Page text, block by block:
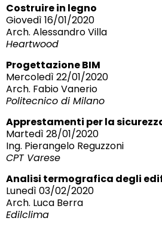
Costruire in legno
Giovedì 16/01/2020
Arch. Alessandro Villa
Heartwood
Progettazione BIM
Mercoledì 22/01/2020
Arch. Fabio Vanerio
Politecnico di Milano
Apprestamenti per la
Martedì 28/01/2020
Ing. Pierangelo Reguzzoni
CPT Varese
Analisi termografica degli
Lunedì 03/02/2020
Arch. Luca Berra
Edilclima